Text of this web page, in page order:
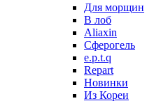
Для морщин
В лоб
Aliaxin
Сферогель
e.p.t.q
Repart
Новинки
Из Кореи